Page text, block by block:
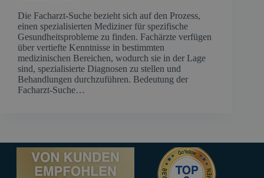
Die Facharzt-Suche bezieht sich auf den Prozess,
einen spezialisierten Mediziner für spezifische
Gesundheitsprobleme zu finden. Fachärzte verfügen
über vertiefte Kenntnisse in bestimmten
medizinischen Bereichen, wodurch sie in der Lage
sind, spezialisierte Diagnosen zu stellen und
Behandlungen durchzuführen.​ Bedeutung der
Facharzt-Suche…